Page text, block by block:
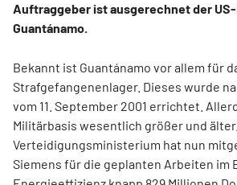
Auftraggeber ist ausgerechnet der
Guantánamo.
Bekannt ist Guantánamo vor allem für
Strafgefangenenlager. Dieses wurde
vom 11. September 2001 errichtet.
Militärbasis wesentlich größer und
Verteidigungsministerium hat nun
Siemens für die geplanten Arbeiten im